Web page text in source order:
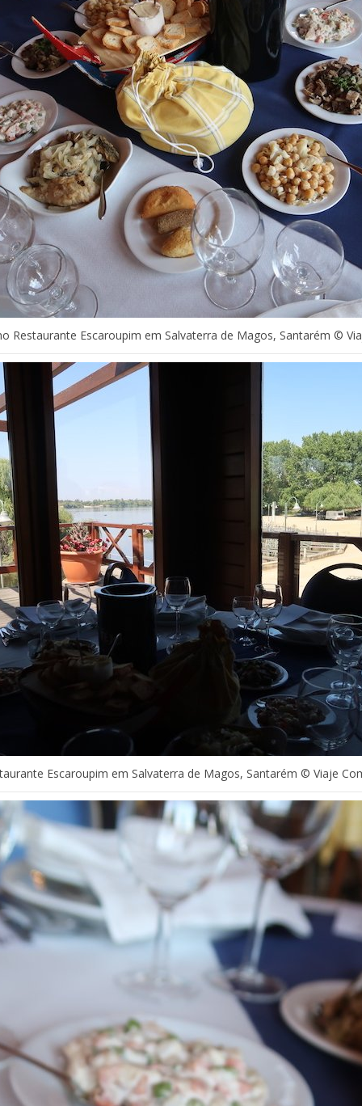
Restaurante Escaroupim em Salvaterra de Magos, Santarém ©
Escaroupim em Salvaterra de Magos, Santarém © Viaje